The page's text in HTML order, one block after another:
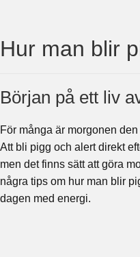
Hur man blir
Början på ett liv
För många är morgonen
Att bli pigg och alert direkt
men det finns sätt att göra
några tips om hur man blir
dagen med energi.